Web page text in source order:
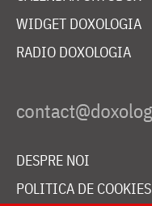
WIDGET DOXOLOGIA
RADIO DOXOLOGIA
DESPRE NOI
POLITICA DE COOKIES